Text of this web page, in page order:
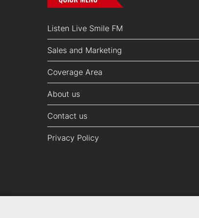
Listen Live Smile FM
Sales and Marketing
Coverage Area
About us
Contact us
Privacy Policy